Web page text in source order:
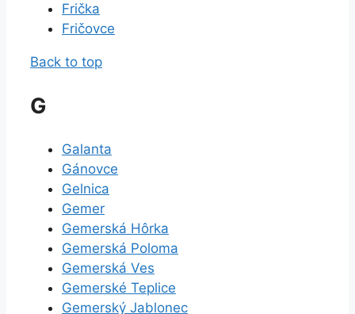
Frička
Fričovce
Back to top
G
Galanta
Gánovce
Gelnica
Gemer
Gemerská Hôrka
Gemerská Poloma
Gemerská Ves
Gemerské Teplice
Gemerský Jablonec